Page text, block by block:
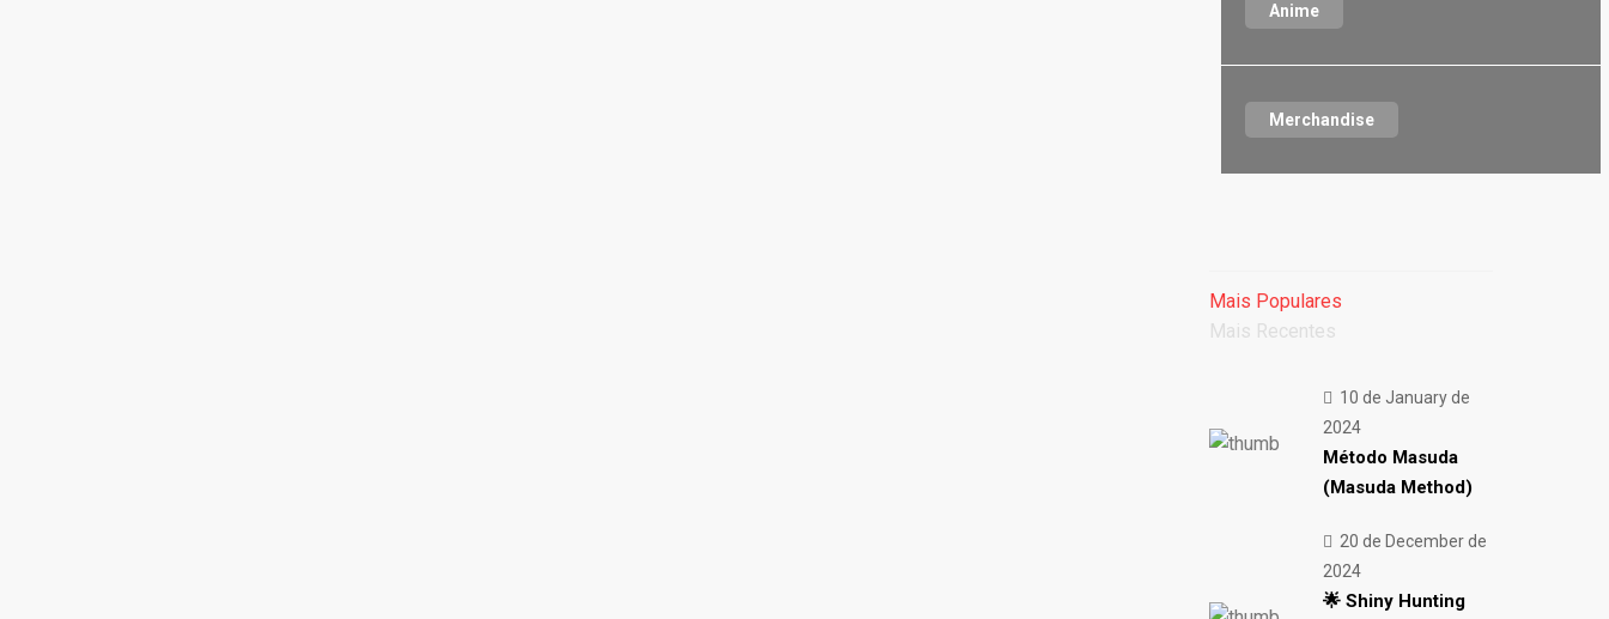
Anime
Merchandise
Mais Populares
Mais Recentes
10 de January de
2024
Método Masuda
(Masuda Method)
20 de December de
2024
🌟 Shiny Hunting